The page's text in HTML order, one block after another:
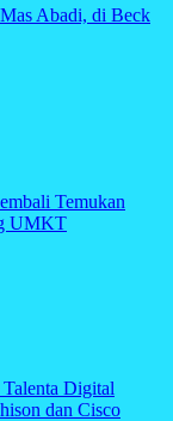
Abadi, di Beck
Temukan
UMKT
Digital
dan Cisco